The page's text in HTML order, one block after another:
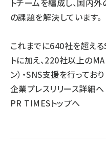
トチームを編成し、国内
の課題を解決しています。
これまでに640社を超え
トに加え、220社以上の
ン）・SNS支援を行っており
企業プレスリリース詳細へ
PR TIMESトップへ